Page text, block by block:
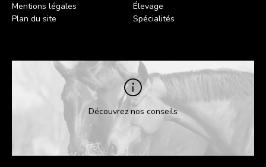
Mentions légales
Plan du site
Élevage
Spécialités
Découvrez nos conseils